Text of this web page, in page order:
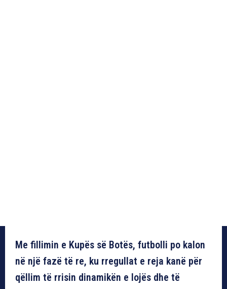
Me fillimin e Kupës së Botës, futbolli po kalon
në një fazë të re, ku rregullat e reja kanë për
qëllim të rrisin dinamikën e lojës dhe të